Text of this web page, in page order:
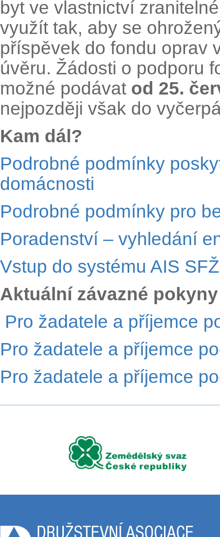
byt ve vlastnictví
využít tak, aby se
příspěvek do fondu oprav
úvěru. Žádosti o podporu
možné podávat od 25.
nejpozději však do
Kam dál?
Podrobné podmínky
domácnosti
Podrobné podmínky pro
Poradenství – vyhledání
Vstup do systému AIS
Aktuální závazné pokyny
Pro žadatele a příjemce
Pro žadatele a příjemce
Pro žadatele a příjemce